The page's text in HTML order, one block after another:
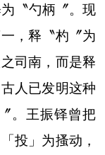
〝勺柄〞。现
，释〝杓〞为
司南，而是释
人已发明这种
。王振铎曾把
投」为搔动，